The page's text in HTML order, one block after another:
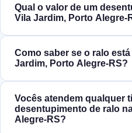
Qual o valor de um
Vila Jardim, Porto
Como saber se o ralo
Jardim, Porto Alegre‑RS?
Vocês atendem qualquer
desentupimento de ralo
Alegre‑RS?